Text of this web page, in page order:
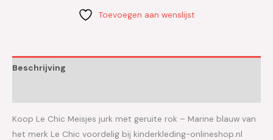
Toevoegen aan wenslijst
Beschrijving
Koop Le Chic Meisjes jurk met geruite rok – Marine blauw van
het merk Le Chic voordelig bij kinderkleding-onlineshop.nl